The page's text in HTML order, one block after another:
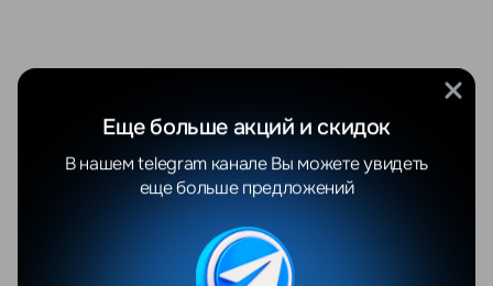
Еще больше акций и скидок
В нашем telegram канале Вы можете увидеть
еще больше предложений